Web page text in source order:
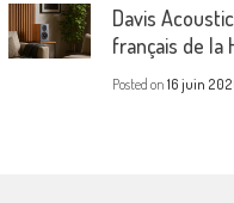
Davis
français de la
Posted on 16 juin